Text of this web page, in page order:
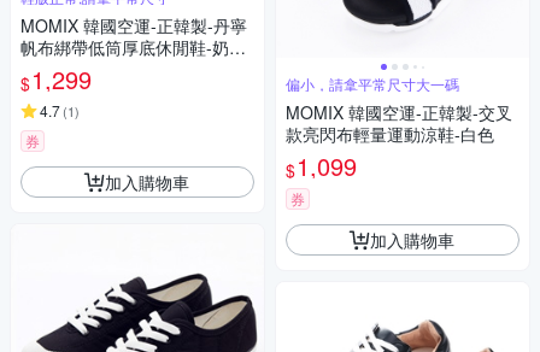
MOMIX 韓國空運-正韓製-丹寧
帆布綁帶低筒厚底休閒鞋-奶茶
杏
$1,299
4.7(1)
券
加入購物車
偏小，請拿平常尺寸大一碼
MOMIX 韓國空運-正韓製-交叉
款亮閃布輕量運動涼鞋-白色
$1,099
券
加入購物車